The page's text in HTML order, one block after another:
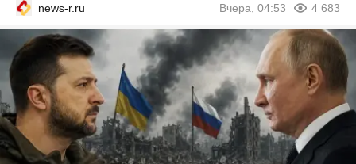
news-r.ru Вчера, 04:53 4 683